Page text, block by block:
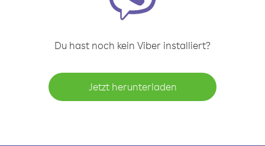
Du hast noch kein Viber installiert?
Jetzt herunterladen